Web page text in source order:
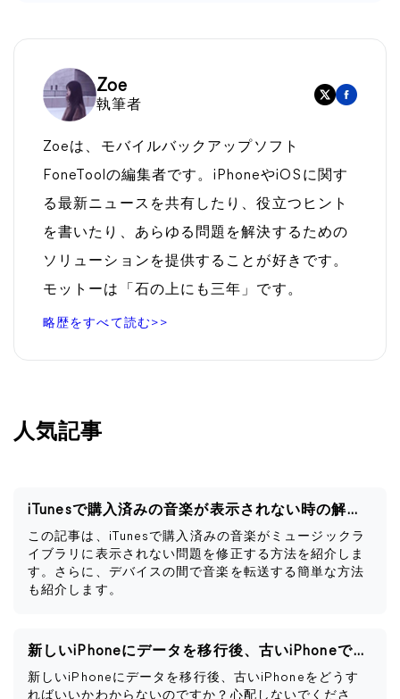
Zoe
執筆者
Zoeは、モバイルバックアップソフト
FoneToolの編集者です。iPhoneやiOSに関す
る最新ニュースを共有したり、役立つヒント
を書いたり、あらゆる問題を解決するための
ソリューションを提供することが好きです。
モットーは「石の上にも三年」です。
略歴をすべて読む>>
人気記事
iTunesで購入済みの音楽が表示されない時の解決策
この記事は、iTunesで購入済みの音楽がミュージックラ
イブラリに表示されない問題を修正する方法を紹介しま
す。さらに、デバイスの間で音楽を転送する簡単な方法
も紹介します。
新しいiPhoneにデータを移行後、古いiPhoneですべきこと
新しいiPhoneにデータを移行後、古いiPhoneをどうす
ればいいかわからないのですか？心配しないでくださ